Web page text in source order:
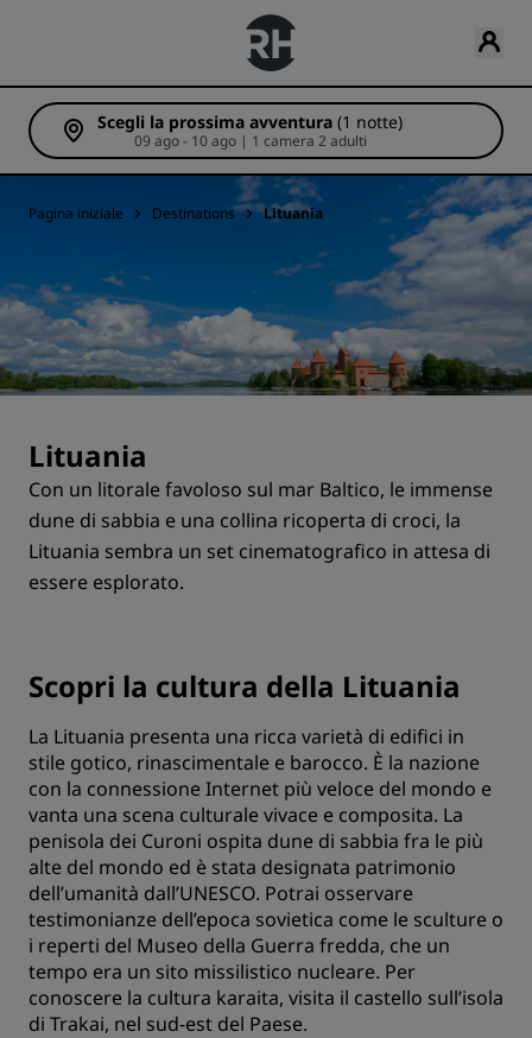
Scegli la prossima avventura (1 notte)
09 ago - 10 ago | 1 camera 2 adulti
Pagina iniziale Destinations Lituania
Lituania
Con un litorale favoloso sul mar Baltico, le immense
dune di sabbia e una collina ricoperta di croci, la
Lituania sembra un set cinematografico in attesa di
essere esplorato.
Scopri la cultura della Lituania
La Lituania presenta una ricca varietà di edifici in
stile gotico, rinascimentale e barocco. È la nazione
con la connessione Internet più veloce del mondo e
vanta una scena culturale vivace e composita. La
penisola dei Curoni ospita dune di sabbia fra le più
alte del mondo ed è stata designata patrimonio
dell’umanità dall’UNESCO. Potrai osservare
testimonianze dell’epoca sovietica come le sculture o
i reperti del Museo della Guerra fredda, che un
tempo era un sito missilistico nucleare. Per
conoscere la cultura karaita, visita il castello sull’isola
di Trakai, nel sud-est del Paese.